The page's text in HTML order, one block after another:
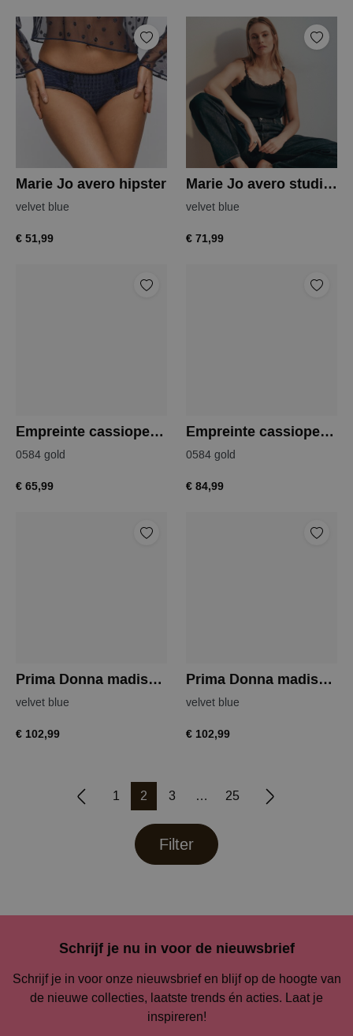
Marie Jo avero hipster
velvet blue
€ 51,99
Marie Jo avero studio top
velvet blue
€ 71,99
Empreinte cassiopee string
0584 gold
€ 65,99
Empreinte cassiopee tailleslip
0584 gold
€ 84,99
Prima Donna madison beugel bh
velvet blue
€ 102,99
Prima Donna madison voorgevormde bh
velvet blue
€ 102,99
1 2 3 25
Filter
Schrijf je nu in voor de nieuwsbrief
Schrijf je in voor onze nieuwsbrief en blijf op de hoogte van
de nieuwe collecties, laatste trends én acties. Laat je
inspireren!